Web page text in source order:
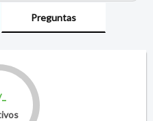
Preguntas